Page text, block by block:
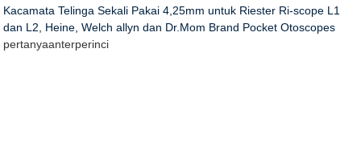
Kacamata Telinga Sekali Pakai 4,25mm untuk Riester Ri-scope L1
dan L2, Heine, Welch allyn dan Dr.Mom Brand Pocket Otoscopes
pertanyaanterperinci